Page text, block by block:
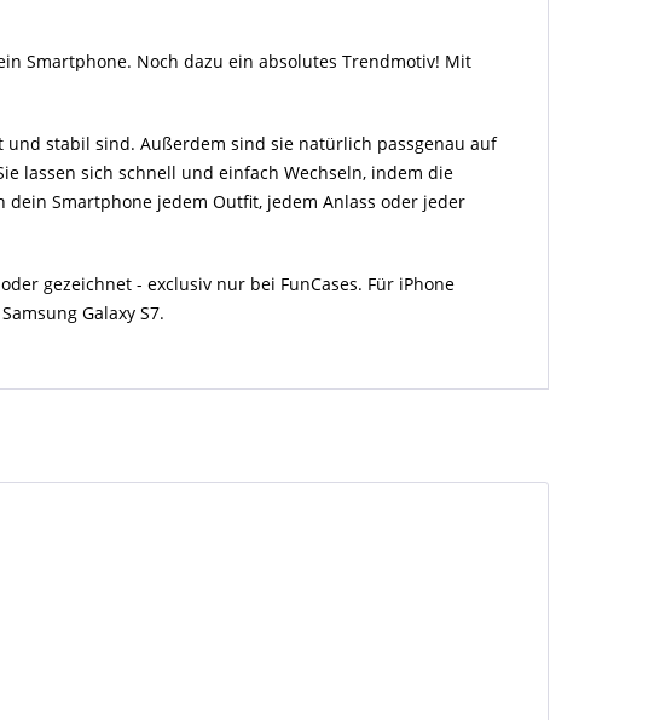
Smartphone. Noch dazu ein absolutes Trendmotiv! Mit
stabil sind. Außerdem sind sie natürlich passgenau auf
lassen sich schnell und einfach Wechseln, indem die
Smartphone jedem Outfit, jedem Anlass oder jeder
gezeichnet - exclusiv nur bei FunCases. Für iPhone
Galaxy S7.